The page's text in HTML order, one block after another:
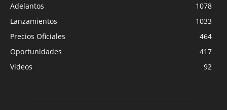
Adelantos
1078
Lanzamientos
1033
Precios Oficiales
464
Oportunidades
417
Videos
92